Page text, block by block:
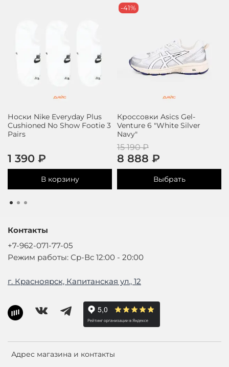
Носки Nike Everyday Plus
Cushioned No Show Footie 3
Pairs
1 390 ₽
В корзину
-41%
Кроссовки Asics Gel-
Venture 6 "White Silver
Navy"
15 190 ₽
8 888 ₽
Выбрать
Адрес магазина и контакты
Контакты
+7-962-071-77-05
Режим работы: Ср-Вс 12:00 - 20:00
г. Красноярск, Капитанская ул., 12